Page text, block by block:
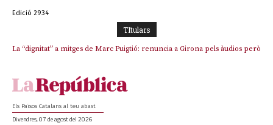
Edició 2934
TItulars
La “dignitat” a mitges de Marc Puigtió: renuncia a Girona pels àudios però
Junts exigeix que Catalunya quedi “fora” del repartiment dels menors
Els Països Catalans al teu abast
Divendres, 07 de agost del 2026